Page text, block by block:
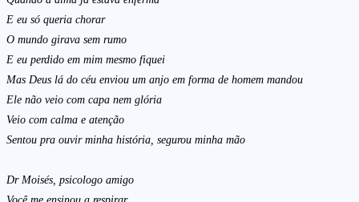
E eu só queria chorar
O mundo girava sem rumo
E eu perdido em mim mesmo fiquei
Mas Deus lá do céu enviou um anjo em forma de homem mandou
Ele não veio com capa nem glória
Veio com calma e atenção
Sentou pra ouvir minha história, segurou minha mão
Dr Moisés, psicologo amigo